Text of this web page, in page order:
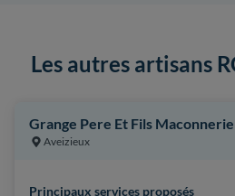
Les autres artisans
Grange Pere Et Fils Maconnerie
Aveizieux
Principaux services proposés